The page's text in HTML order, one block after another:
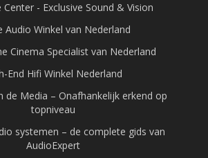
Center - Exclusive Sound & Vision
Audio Winkel van Nederland
Cinema Specialist van Nederland
End Hifi Winkel Nederland
de Media – Onafhankelijk erkend op
topniveau
systemen – de complete gids van
AudioExpert